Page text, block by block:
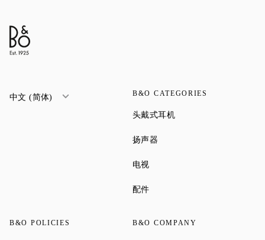
中文 (简体) B&O CATEGORIES
头戴式耳机
扬声器
电视
配件Link Opens in New Tab
B&O POLICIES B&O COMPANY